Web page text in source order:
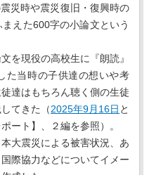
災時や震災復旧・復興時の
えた600字の小論文という
を現役の高校生に『朗読』
た当時の子供達の想いや考
達はもちろん聴く側の生徒
てきた（2025年9月16日 と
ート】、２編を参照）。
大震災による被害状況、あ
際協力などについてイメー